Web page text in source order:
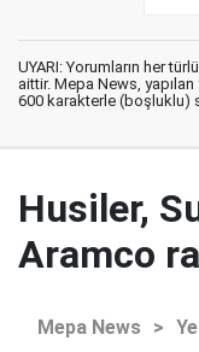
UYARI: Yorumların her
aittir. Mepa News,
600 karakterle (boşluklu)
Husiler,
Aramco
Mepa News >